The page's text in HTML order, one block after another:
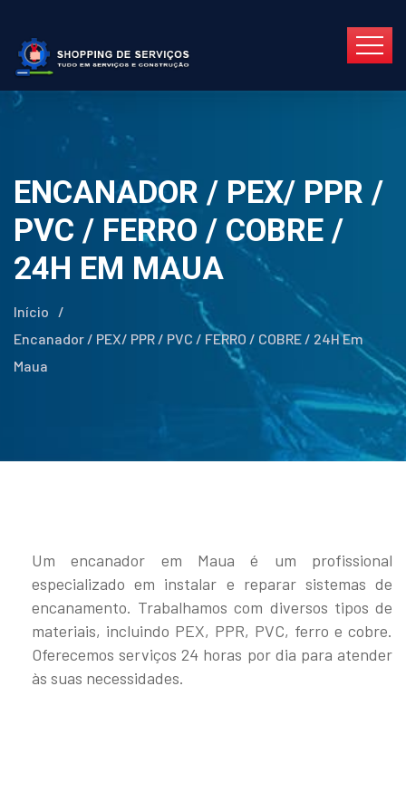
ENCANADOR / PEX/ PPR /
PVC / FERRO / COBRE /
24H EM MAUA
Início
/
Encanador / PEX/ PPR / PVC / FERRO / COBRE / 24H Em
Maua
Um encanador em Maua é um profissional
especializado em instalar e reparar sistemas de
encanamento. Trabalhamos com diversos tipos de
materiais, incluindo PEX, PPR, PVC, ferro e cobre.
Oferecemos serviços 24 horas por dia para atender
às suas necessidades.